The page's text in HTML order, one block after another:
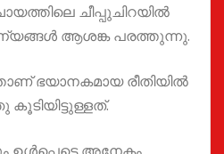
ചീപ്പുചിറയിൽ
ആശങ്ക പരത്തുന്നു.
ഭയാനകമായ രീതിയിൽ